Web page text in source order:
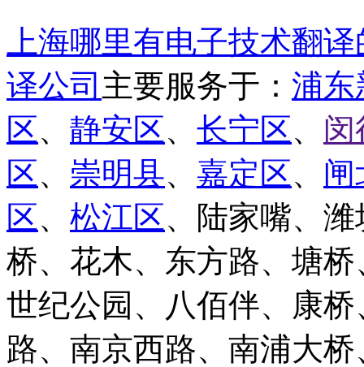
上海哪里有电子技术翻
译公司 主要服务于： 浦东
区、 静安区、 长宁区、 闵
区、 崇明县、 嘉定区、 闸
区、 松江区、陆家嘴、
桥、花木、东方路、塘
世纪公园、八佰伴、康
路、南京西路、南浦大